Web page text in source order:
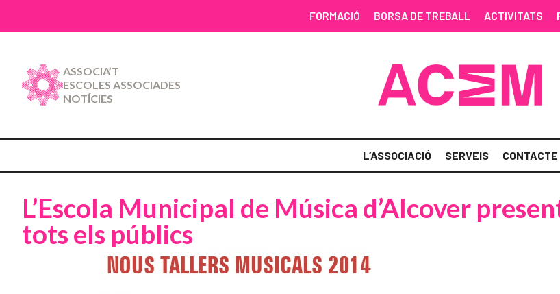
FORMACIÓ BORSA DE TREBALL ACTIVITATS
ASSOCIA’T
ESCOLES ASSOCIADES
NOTÍCIES
L’ASSOCIACIÓ SERVEIS CONTACTE
L’Escola Municipal de Música d’Alcover
tots els públics